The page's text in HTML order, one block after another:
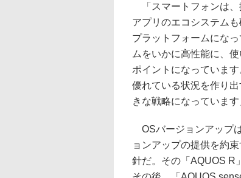
「スマートフォンは、
アプリのエコシステム
プラットフォームにな
ムをいかに高性能に、
ポイントになっていま
優れている状況を作り
きな戦略になっています
OSバージョンアップ
ョンアップの提供を約
針だ。その「AQUOS R